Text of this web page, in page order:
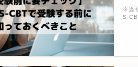
※当
S-